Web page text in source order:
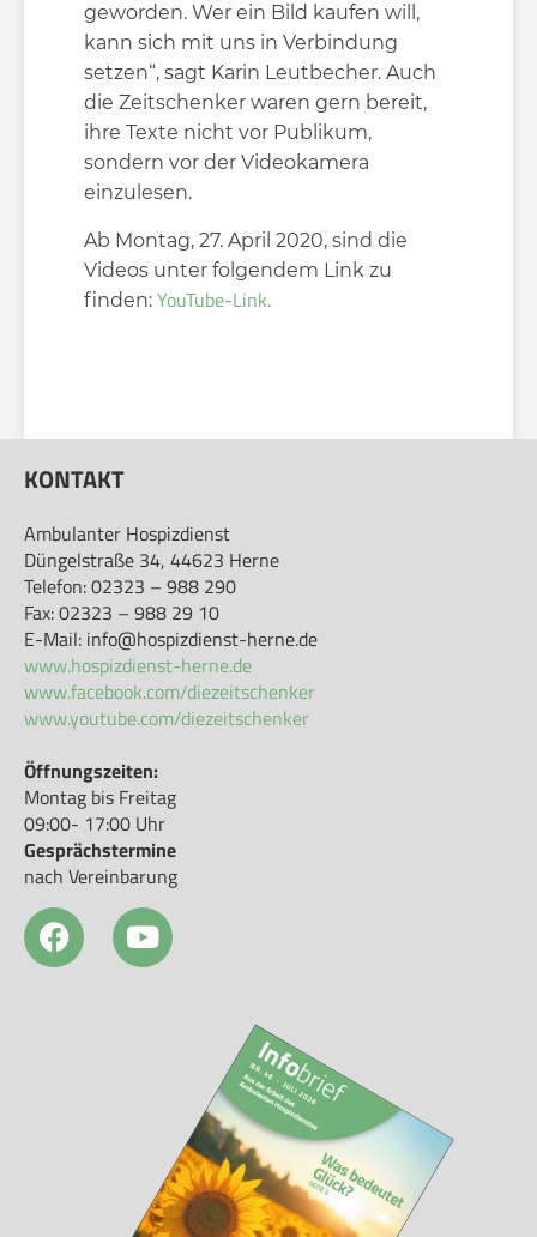
geworden. Wer ein Bild kaufen will,
kann sich mit uns in Verbindung
setzen“, sagt Karin Leutbecher. Auch
die Zeitschenker waren gern bereit,
ihre Texte nicht vor Publikum,
sondern vor der Videokamera
einzulesen.
Ab Montag, 27. April 2020, sind die
Videos unter folgendem Link zu
finden: YouTube-Link.
KONTAKT
Ambulanter Hospizdienst
Düngelstraße 34, 44623 Herne
Telefon: 02323 – 988 290
Fax: 02323 – 988 29 10
E-Mail: info@hospizdienst-herne.de
www.hospizdienst-herne.de
www.facebook.com/diezeitschenker
www.youtube.com/diezeitschenker
Öffnungszeiten:
Montag bis Freitag
09:00- 17:00 Uhr
Gesprächstermine
nach Vereinbarung